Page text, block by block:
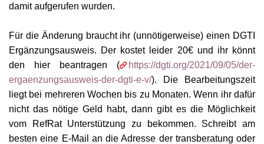
damit aufgerufen wurden.
Für die Änderung braucht ihr (unnötigerweise) einen DGTI
Ergänzungsausweis. Der kostet leider 20€ und ihr könnt
den hier beantragen (
https://dgti.org/2021/09/05/der-
ergaenzungsausweis-der-dgti-e-v/). Die Bearbeitungszeit
liegt bei mehreren Wochen bis zu Monaten. Wenn ihr dafür
nicht das nötige Geld habt, dann gibt es die Möglichkeit
vom RefRat Unterstützung zu bekommen. Schreibt am
besten eine E-Mail an die Adresse der transberatung oder